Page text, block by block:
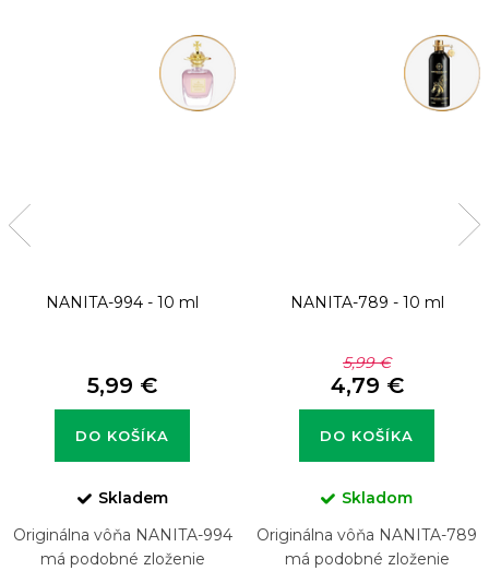
NANITA-994 - 10 ml
5,99 €
DO KOŠÍKA
Skladem
Originálna vôňa NANITA-994
má podobné zloženie
NANITA-789 - 10 ml
5,99 €
4,79 €
DO KOŠÍKA
Skladom
Originálna vôňa NANITA-789
má podobné zloženie